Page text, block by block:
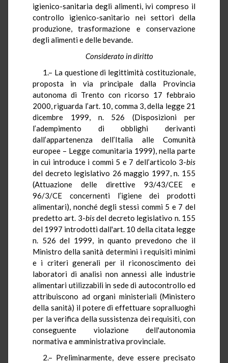
igienico-sanitaria degli alimenti, ivi compreso il
controllo igienico-sanitario nei settori della
produzione, trasformazione e conservazione
degli alimenti e delle bevande.
Considerato in diritto
1.– La questione di legittimità costituzionale,
proposta in via principale dalla Provincia
autonoma di Trento con ricorso 17 febbraio
2000, riguarda l’art. 10, comma 3, della legge 21
dicembre 1999, n. 526 (Disposizioni per
l’adempimento di obblighi derivanti
dall’appartenenza dell’Italia alle Comunità
europee – Legge comunitaria 1999), nella parte
in cui introduce i commi 5 e 7 dell’articolo 3-bis
del decreto legislativo 26 maggio 1997, n. 155
(Attuazione delle direttive 93/43/CEE e
96/3/CE concernenti l’igiene dei prodotti
alimentari), nonché degli stessi commi 5 e 7 del
predetto art. 3-bisdel decreto legislativo n. 155
del 1997 introdotti dall'art. 10 della citata legge
n. 526 del 1999, in quanto prevedono che il
Ministro della sanità determini i requisiti minimi
e i criteri generali per il riconoscimento dei
laboratori di analisi non annessi alle industrie
alimentari utilizzabili in sede di autocontrollo ed
attribuiscono ad organi ministeriali (Ministero
della sanità) il potere di effettuare sopralluoghi
per la verifica della sussistenza dei requisiti, con
conseguente violazione dell'autonomia
normativa e amministrativa provinciale.
2.– Preliminarmente, deve essere precisato